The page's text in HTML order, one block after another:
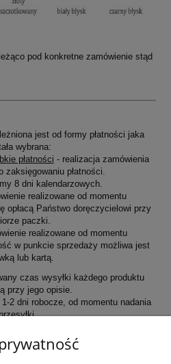
pod konkretne zamówienie stąd
jest od formy płatności jaka
wybrana:
płatności - realizacja zamówienia
zaksięgowaniu płatności.
8 dni kalendarzowych.
realizowane od momentu
opłacą Państwo doręczycielowi przy
paczki.
realizowane od momentu
w punkcie sprzedaży możliwa jest
lub kartą.
czas wysyłki każdego produktu
przy jego opisie.
2 dni robocze, od momentu nadania